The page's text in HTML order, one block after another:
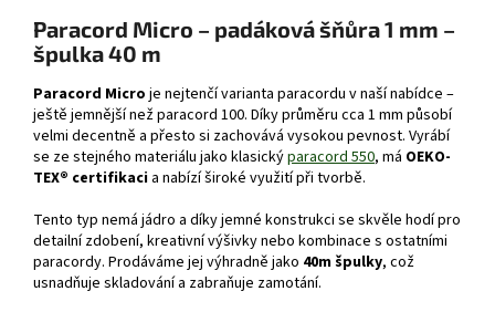
Paracord Micro – padáková šňůra 1 mm –
špulka 40 m
Paracord Micro je nejtenčí varianta paracordu v naší nabídce –
ještě jemnější než paracord 100. Díky průměru cca 1 mm působí
velmi decentně a přesto si zachovává vysokou pevnost. Vyrábí
se ze stejného materiálu jako klasickýparacord 550, má OEKO-
TEX® certifikaci a nabízí široké využití při tvorbě.
Tento typ nemá jádro a díky jemné konstrukci se skvěle hodí pro
detailní zdobení, kreativní výšivky nebo kombinace s ostatními
paracordy. Prodáváme jej výhradně jako 40m špulky, což
usnadňuje skladování a zabraňuje zamotání.